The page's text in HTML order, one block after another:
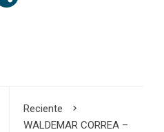
Reciente
WALDEMAR CORREA –